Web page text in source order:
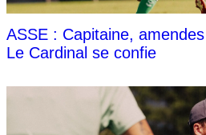
ASSE : Capitaine,
Le Cardinal se confie